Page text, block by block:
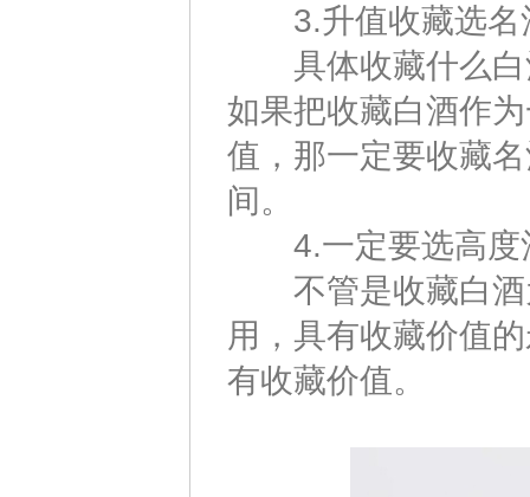
3.升值收藏选名
具体收藏什么白
如果把收藏白酒作
值，那一定要收藏
间。
4.一定要选高度
不管是收藏白酒
用，具有收藏价值
有收藏价值。